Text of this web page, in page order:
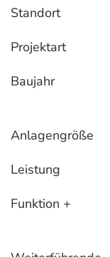
Standort
Projektart
Baujahr
Anlagengröße
Leistung
Funktion +